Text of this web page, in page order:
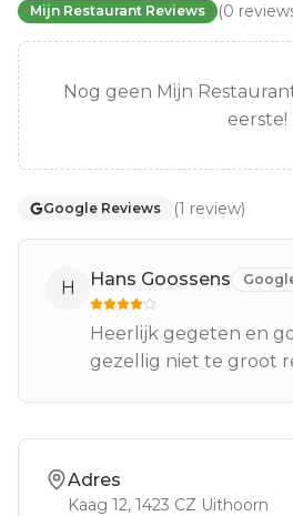
Mijn Restaurant Reviews (0
Nog geen Mijn
eerste!
Google Reviews (1 review)
H Hans Goossens
Heerlijk gegeten en
gezellig niet te groot
Adres
Kaag 12, 1423 CZ Uithoorn